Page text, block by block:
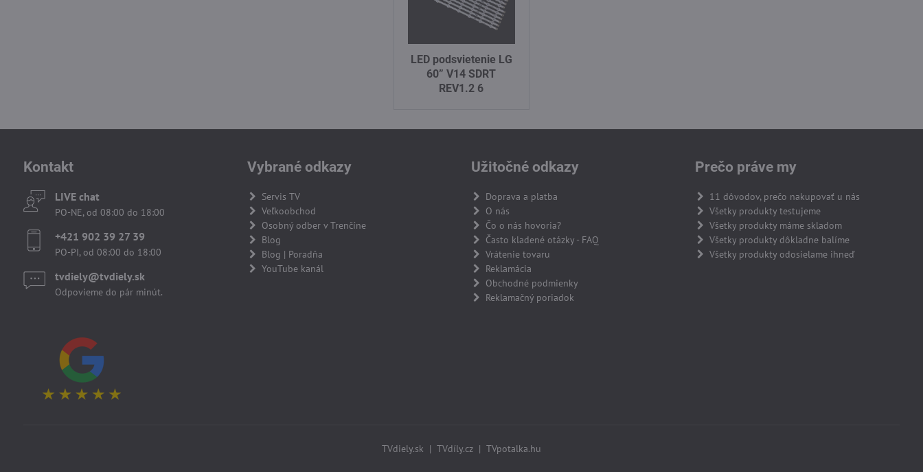
LED podsvietenie LG
60” V14 SDRT
REV1.2 6
Kontakt
LIVE chat
PO-NE, od 08:00 do 18:00
+421 902 39 27 39
PO-PI, od 08:00 do 18:00
tvdiely​​@tvdiely​​.sk
Odpovieme do pár minút.
Vybrané odkazy
Servis TV
Veľkoobchod
Osobný odber v Trenčíne
Blog
Blog | Poradňa
YouTube kanál
Užitočné odkazy
Doprava a platba
O nás
Čo o nás hovoria?
Často kladené otázky - FAQ
Vrátenie tovaru
Reklamácia
Obchodné podmienky
Reklamačný poriadok
Prečo práve my
11 dôvodov, prečo nakupovať u nás
Všetky produkty testujeme
Všetky produkty máme skladom
Všetky produkty dôkladne balíme
Všetky produkty odosielame ihneď
TVdiely.sk | TVdíly.cz| TVpotalka.hu